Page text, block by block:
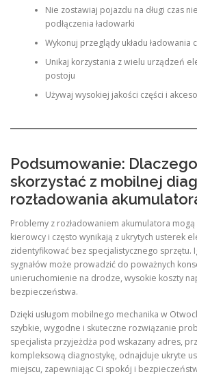
Nie zostawiaj pojazdu na długi czas
podłączenia ładowarki
Wykonuj przeglądy układu ładowania
Unikaj korzystania z wielu urządzeń
postoju
Używaj wysokiej jakości części i
Podsumowanie:
skorzystać z mobilnej
rozładowania
Problemy z rozładowaniem akumulatora
kierowcy i często wynikają z ukrytych usterek
zidentyfikować bez specjalistycznego sprzętu.
sygnałów może prowadzić do poważnych
unieruchomienie na drodze, wysokie koszty
bezpieczeństwa.
Dzięki usługom mobilnego mechanika w
szybkie, wygodne i skuteczne rozwiązanie
specjalista przyjeżdża pod wskazany adres,
kompleksową diagnostykę, odnajduje ukryte
miejscu, zapewniając Ci spokój i